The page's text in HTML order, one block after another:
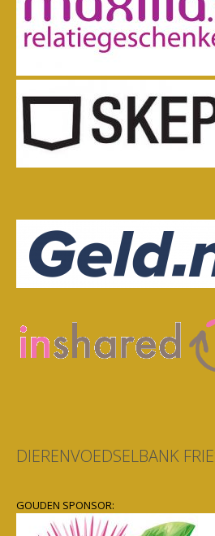
DIERENVOEDSELBANK
GOUDEN SPONSOR: